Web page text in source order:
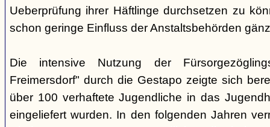
Ueberprüfung ihrer Häftlinge durchsetzen zu
schon geringe Einfluss der Anstaltsbehörden
Die intensive Nutzung der
Freimersdorf" durch die Gestapo zeigte sich
über 100 verhaftete Jugendliche in das
eingeliefert wurden. In den folgenden Jahren